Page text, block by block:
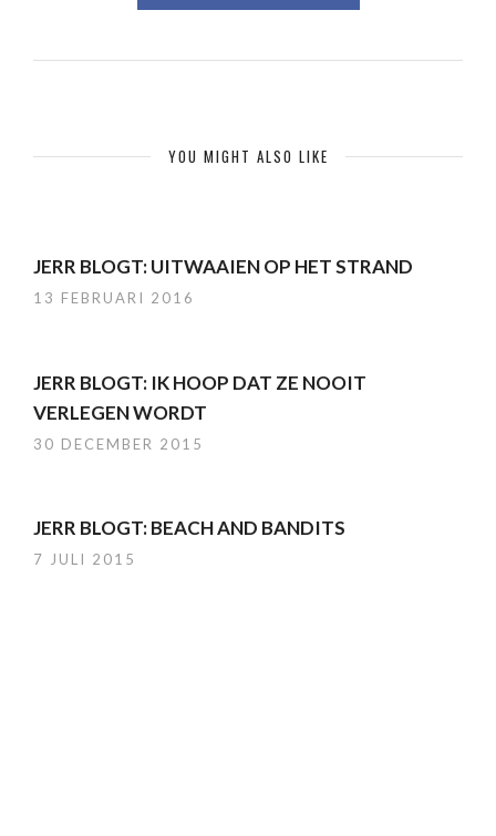
YOU MIGHT ALSO LIKE
JERR BLOGT: UITWAAIEN OP HET STRAND
13 FEBRUARI 2016
JERR BLOGT: IK HOOP DAT ZE NOOIT
VERLEGEN WORDT
30 DECEMBER 2015
JERR BLOGT: BEACH AND BANDITS
7 JULI 2015